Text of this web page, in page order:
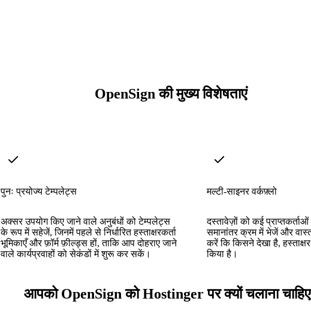
OpenSign की मुख्य विशेषताएं
पुनः प्रयोज्य टेम्पलेट्स
अक्सर उपयोग किए जाने वाले अनुबंधों को टेम्पलेट्स
के रूप में सहेजें, जिनमें पहले से निर्धारित हस्ताक्षरकर्ता
भूमिकाएँ और फ़ॉर्म फ़ील्ड्स हों, ताकि आप दोहराए जाने
वाले कार्यप्रवाहों को सेकंडों में शुरू कर सकें।
मल्टी-साइनर वर्कफ़्लो
दस्तावेज़ों को कई
समानांतर क्रम में भेजें और
करें कि किसने देखा है,
किया है।
आपको OpenSign को Hostinger पर क्यों चलाना